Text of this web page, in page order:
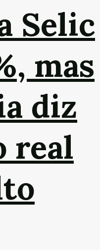
Selic
mas
diz
real